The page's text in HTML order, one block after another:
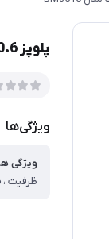
پلوپز 0.6 لیتر بیسمارک مدل BM3516
ویژگی‌ها
ویژگی